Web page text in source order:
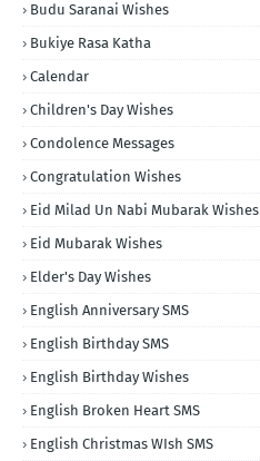
Budu Saranai Wishes
Bukiye Rasa Katha
Calendar
Children's Day Wishes
Condolence Messages
Congratulation Wishes
Eid Milad Un Nabi Mubarak Wishes
Eid Mubarak Wishes
Elder's Day Wishes
English Anniversary SMS
English Birthday SMS
English Birthday Wishes
English Broken Heart SMS
English Christmas WIsh SMS